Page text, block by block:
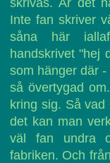
skrivas. Är det
Inte fan skriver
såna här
handskrivet "hej
som hänger där
så övertygad
kring sig. Så
det kan man
väl fan undra
fabriken. Och